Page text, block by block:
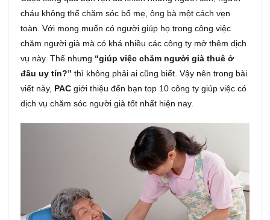
cháu không thể chăm sóc bố mẹ, ông bà một cách vẹn
toàn. Với mong muốn có người giúp họ trong công việc
chăm người già mà có khá nhiều các công ty mở thêm dịch
vụ này. Thế nhưng “giúp việc chăm người già thuê ở
đâu uy tín?”thì không phải ai cũng biết. Vậy nên trong bài
viết này, PAC giới thiệu đến bạn top 10 công ty giúp việc có
dịch vụ chăm sóc người già tốt nhất hiện nay.